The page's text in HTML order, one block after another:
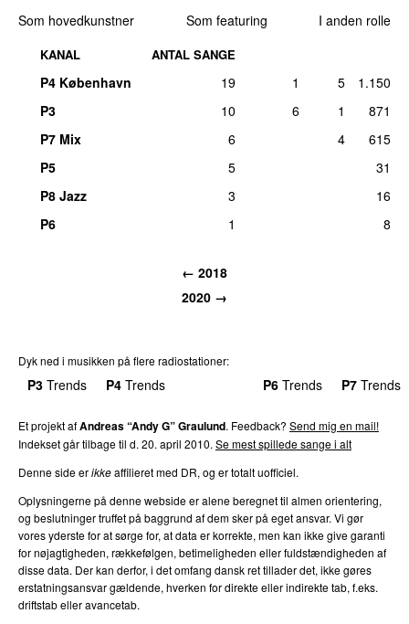
Som hovedkunstner Som featuring I anden rolle
KANAL ANTAL SANGE
P4 København 19 1 5
1.150
P3
10 6 1
871
P7 Mix
6 4
615
P5
5
31
P8 Jazz
3
16
P6
1 8
← 2018
2020 →
Dyk ned i musikken på flere radiostationer:
P3 Trends P4 Trends P6 Trends P7 Trends
Et projekt afAndreas “Andy G” Graulund. Feedback? Send mig en mail!
Indekset går tilbage til d. 20. april 2010. Se mest spillede sange i alt
Denne side erikkeaffilieret med DR, og er totalt uofficiel.
Oplysningerne på denne webside er alene beregnet til almen orientering,
og beslutninger truffet på baggrund af dem sker på eget ansvar. Vi gør
vores yderste for at sørge for, at data er korrekte, men kan ikke give garanti
for nøjagtigheden, rækkefølgen, betimeligheden eller fuldstændigheden af
disse data. Der kan derfor, i det omfang dansk ret tillader det, ikke gøres
erstatningsansvar gældende, hverken for direkte eller indirekte tab, f.eks.
driftstab eller avancetab.